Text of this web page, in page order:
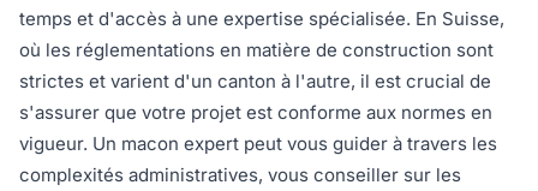
temps et d'accès à une expertise spécialisée. En Suisse,
où les réglementations en matière de construction sont
strictes et varient d'un canton à l'autre, il est crucial de
s'assurer que votre projet est conforme aux normes en
vigueur. Un macon expert peut vous guider à travers les
complexités administratives, vous conseiller sur les